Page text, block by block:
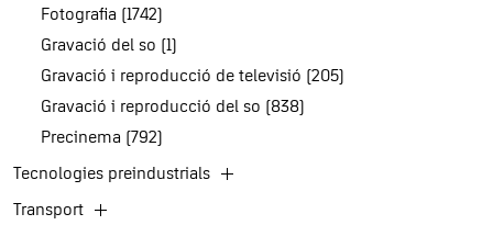
Fotografia (1742)
Gravació del so (1)
Gravació i reproducció de televisió (205)
Gravació i reproducció del so (838)
Precinema (792)
Tecnologies preindustrials
Transport